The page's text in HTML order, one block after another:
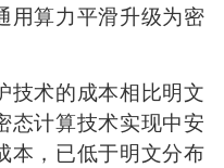
用算力平滑升级为密
术的成本相比明文
态计算技术实现中安
本，已低于明文分布